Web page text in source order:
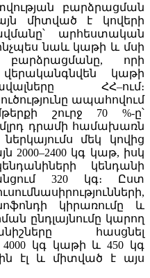
բարձրացման
միտված է կովերի
արհեստական
նաև կաթի և մսի
բարձրացմանը, որի
կաթի
ՀՀ–ում։
ապահովում
շուրջ 70 %-ը՝
դրամի համախառն
մեկ կովից
2000–2400 կգ կաթ, իսկ
կենդանի
320 կգ։ Ըստ
կիրառումը և
ընդլայնումը կարող
հասցնել
կգ կաթի և 450 կգ
էլ և միտված է այս